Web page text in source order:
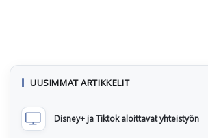
UUSIMMAT ARTIKKELIT
Disney+ ja Tiktok aloittavat yhteistyön